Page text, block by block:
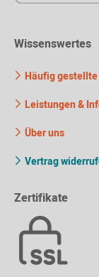
Wissenswertes
Häufig
Leistungen &
Über uns
Vertrag
Zertifikate